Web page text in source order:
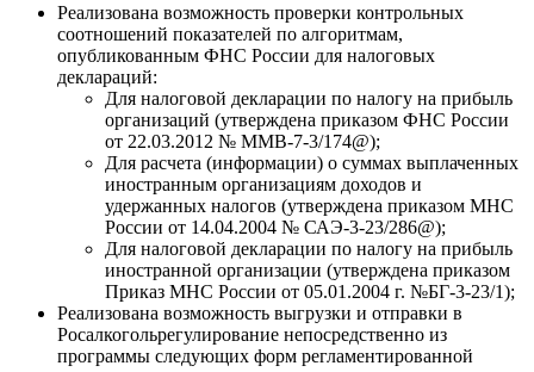
Реализована возможность проверки контрольных
соотношений показателей по алгоритмам,
опубликованным ФНС России для налоговых
деклараций:
Для налоговой декларации по налогу на прибыль
организаций (утверждена приказом ФНС России
от 22.03.2012 № ММВ-7-3/174@);
Для расчета (информации) о суммах выплаченных
иностранным организациям доходов и
удержанных налогов (утверждена приказом МНС
России от 14.04.2004 № САЭ-3-23/286@);
Для налоговой декларации по налогу на прибыль
иностранной организации (утверждена приказом
Приказ МНС России от 05.01.2004 г. №БГ-3-23/1);
Реализована возможность выгрузки и отправки в
Росалкогольрегулирование непосредственно из
программы следующих форм регламентированной